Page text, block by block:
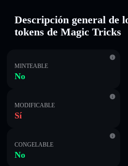
Descripción general de
tokens de Magic Tricks
MINTEABLE
No
MODIFICABLE
Sí
CONGELABLE
No